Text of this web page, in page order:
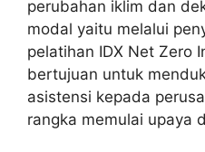
perubahan iklim dan
modal yaitu melalui
pelatihan IDX Net Zero
bertujuan untuk
asistensi kepada
rangka memulai upaya